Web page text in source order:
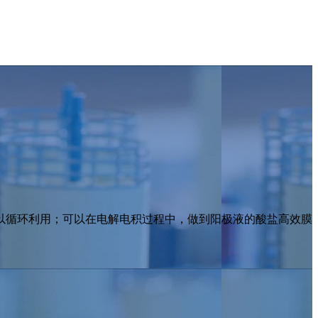
环利用；可以在电解电积过程中，做到阳极液的酸盐高效膜